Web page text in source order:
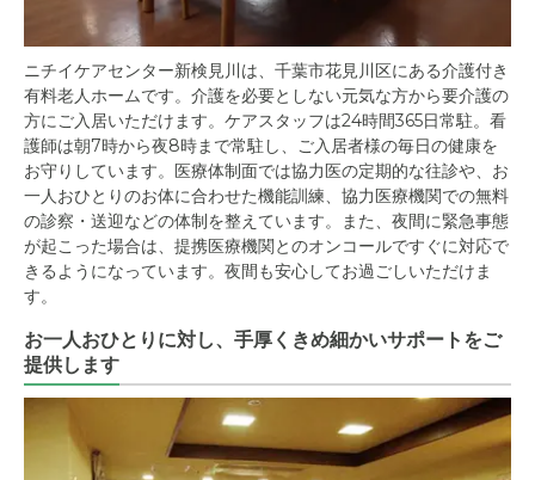
ニチイケアセンター新検見川は、千葉市花見川区にある介護付き
有料老人ホームです。介護を必要としない元気な方から要介護の
方にご入居いただけます。ケアスタッフは24時間365日常駐。看
護師は朝7時から夜8時まで常駐し、ご入居者様の毎日の健康を
お守りしています。医療体制面では協力医の定期的な往診や、お
一人おひとりのお体に合わせた機能訓練、協力医療機関での無料
の診察・送迎などの体制を整えています。また、夜間に緊急事態
が起こった場合は、提携医療機関とのオンコールですぐに対応で
きるようになっています。夜間も安心してお過ごしいただけま
す。
お一人おひとりに対し、手厚くきめ細かいサポートをご
提供します